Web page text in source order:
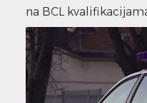
na BCL